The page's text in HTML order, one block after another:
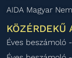
AIDA Magyar
KÖZÉRDEKŰ
Éves beszámoló